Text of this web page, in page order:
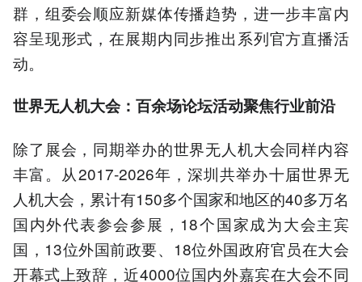
群，组委会顺应新媒体传播趋势，进一步丰富内
容呈现形式，在展期内同步推出系列官方直播活
动。
世界无人机大会：百余场论坛活动聚焦行业前沿
除了展会，同期举办的世界无人机大会同样内容
丰富。从2017-2026年，深圳共举办十届世界无
人机大会，累计有150多个国家和地区的40多万名
国内外代表参会参展，18个国家成为大会主宾
国，13位外国前政要、18位外国政府官员在大会
开幕式上致辞，近4000位国内外嘉宾在大会不同